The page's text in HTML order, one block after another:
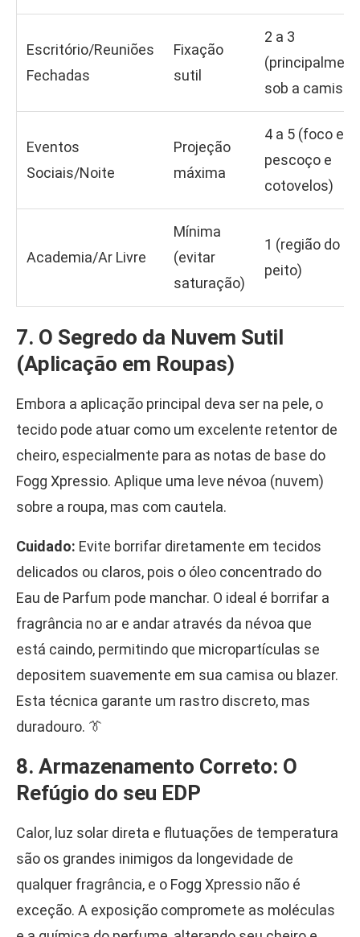
Escritório/Reuniões
Fechadas
Fixação
sutil
2 a 3
sob a camisa)
Eventos
Sociais/Noite
Projeção
máxima
4 a 5 (foco em
pescoço e
cotovelos)
Academia/Ar Livre
Mínima
(evitar
saturação)
1 (região do
peito)
7. O Segredo da Nuvem Sutil
(Aplicação em Roupas)
Embora a aplicação principal deva ser na pele, o
tecido pode atuar como um excelente retentor de
cheiro, especialmente para as notas de base do
Fogg Xpressio. Aplique uma leve névoa (nuvem)
sobre a roupa, mas com cautela.
Cuidado: Evite borrifar diretamente em tecidos
delicados ou claros, pois o óleo concentrado do
Eau de Parfum pode manchar. O ideal é borrifar a
fragrância no ar e andar através da névoa que
está caindo, permitindo que micropartículas se
depositem suavemente em sua camisa ou blazer.
Esta técnica garante um rastro discreto, mas
duradouro. 👔
8. Armazenamento Correto: O
Refúgio do seu EDP
Calor, luz solar direta e flutuações de temperatura
são os grandes inimigos da longevidade de
qualquer fragrância, e o Fogg Xpressio não é
exceção. A exposição compromete as moléculas